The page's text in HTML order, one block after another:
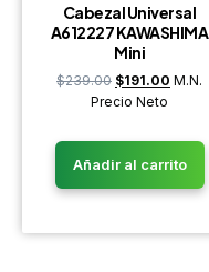
Cabezal Universal
A612227 KAWASHIMA
Mini
$239.00 $191.00 M.N.
Precio Neto
Añadir al carrito